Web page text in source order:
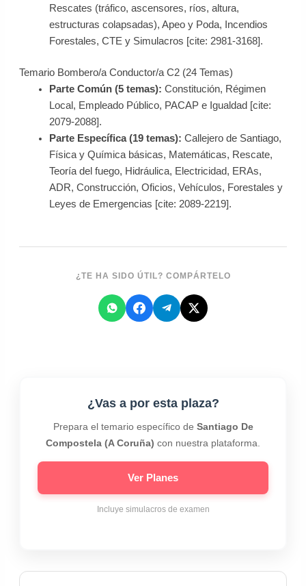
Rescates (tráfico, ascensores, ríos, altura,
estructuras colapsadas), Apeo y Poda, Incendios
Forestales, CTE y Simulacros [cite: 2981-3168].
Temario Bombero/a Conductor/a C2 (24 Temas)
Parte Común (5 temas): Constitución, Régimen
Local, Empleado Público, PACAP e Igualdad [cite:
2079-2088].
Parte Específica (19 temas): Callejero de Santiago,
Física y Química básicas, Matemáticas, Rescate,
Teoría del fuego, Hidráulica, Electricidad, ERAs,
ADR, Construcción, Oficios, Vehículos, Forestales y
Leyes de Emergencias [cite: 2089-2219].
¿TE HA SIDO ÚTIL? COMPÁRTELO
¿Vas a por esta plaza?
Prepara el temario específico de Santiago De
Compostela (A Coruña) con nuestra plataforma.
Ver Planes
Incluye simulacros de examen